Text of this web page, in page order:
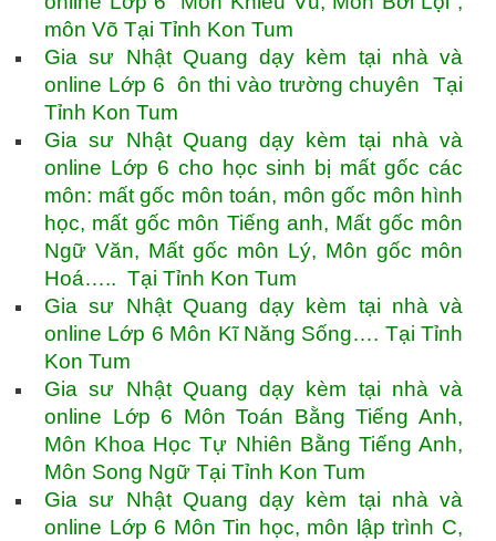
môn Võ Tại Tỉnh Kon Tum
Gia sư Nhật Quang dạy kèm tại nhà và
online Lớp 6 ôn thi vào trường chuyên Tại
Tỉnh Kon Tum
Gia sư Nhật Quang dạy kèm tại nhà và
online Lớp 6 cho học sinh bị mất gốc các
môn: mất gốc môn toán, môn gốc môn hình
học, mất gốc môn Tiếng anh, Mất gốc môn
Ngữ Văn, Mất gốc môn Lý, Môn gốc môn
Hoá….. Tại Tỉnh Kon Tum
Gia sư Nhật Quang dạy kèm tại nhà và
online Lớp 6 Môn Kĩ Năng Sống…. Tại Tỉnh
Kon Tum
Gia sư Nhật Quang dạy kèm tại nhà và
online Lớp 6 Môn Toán Bằng Tiếng Anh,
Môn Khoa Học Tự Nhiên Bằng Tiếng Anh,
Môn Song Ngữ Tại Tỉnh Kon Tum
Gia sư Nhật Quang dạy kèm tại nhà và
online Lớp 6 Môn Tin học, môn lập trình C,